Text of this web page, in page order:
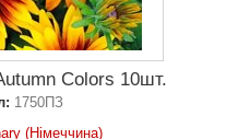
Colors 10шт.
1750ПЗ
(Німеччина)